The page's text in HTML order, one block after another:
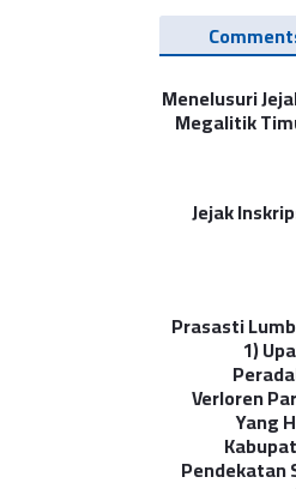
Menelusuri
Megalitik
Jejak
Prasasti
1)
Verloren
Yang
Pendekatan